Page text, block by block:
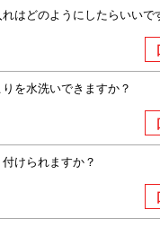
はどのようにしたらいいで
を水洗いできますか？
けられますか？